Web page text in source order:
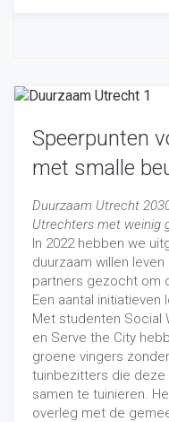
Speerpunten
met smalle
Duurzaam Utrecht
Utrechters met weinig
In 2022 hebben we
duurzaam willen
partners gezocht om
Een aantal initiatieven
Met studenten Social
en Serve the City
groene vingers
tuinbezitters die deze
samen te tuinieren.
overleg met de